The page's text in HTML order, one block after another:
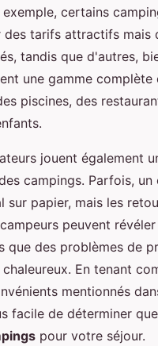
certains
des tarifs attractifs mais
tandis que d'autres,
une gamme complète
piscines, des
jouent également
campings. Parfois, un
sur papier, mais les
peuvent
que des problèmes de
En tenant
mentionnés
facile de déterminer
pour votre séjour.